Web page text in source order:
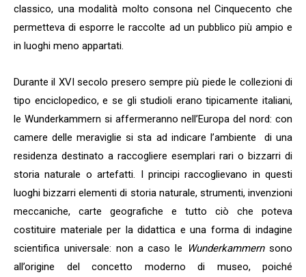
classico, una modalità molto consona nel Cinquecento che
permetteva di esporre le raccolte ad un pubblico più ampio e
in luoghi meno appartati.
Durante il XVI secolo presero sempre più piede le collezioni di
tipo enciclopedico, e se gli studioli erano tipicamente italiani,
le Wunderkammern si affermeranno nell’Europa del nord: con
camere delle meraviglie si sta ad indicare l’ambiente di una
residenza destinato a raccogliere esemplari rari o bizzarri di
storia naturale o artefatti. I principi raccoglievano in questi
luoghi bizzarri elementi di storia naturale, strumenti, invenzioni
meccaniche, carte geografiche e tutto ciò che poteva
costituire materiale per la didattica e una forma di indagine
scientifica universale: non a caso le
Wunderkammernsono
all’origine del concetto moderno di museo, poiché